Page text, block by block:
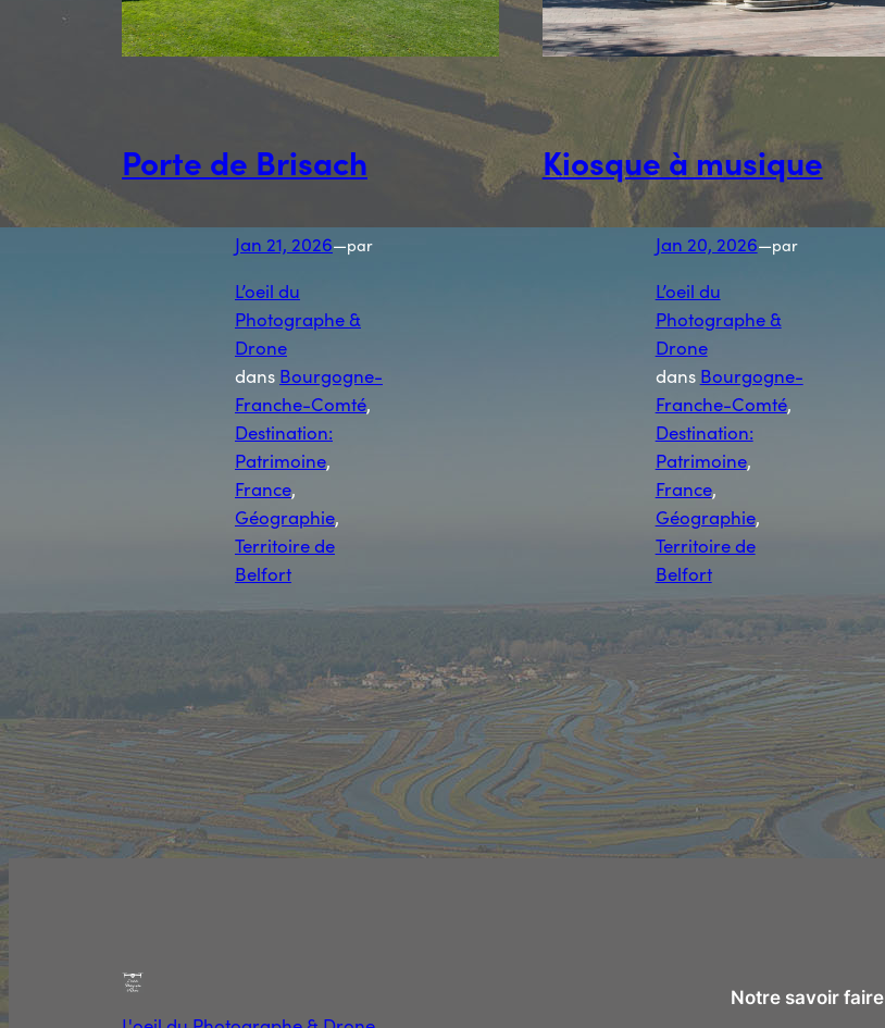
Porte de Brisach
Jan 21, 2026—par
L’oeil du
Photographe &
Drone
dans Bourgogne-
Franche-Comté
Destination:
Patrimoine
France
Géographie
Territoire de
Belfort
Kiosque à musique
Jan 20, 2026—par
L’oeil du
Photographe &
Drone
dans Bourgogne-
Franche-Comté
Destination:
Patrimoine
France
Géographie
Territoire de
Belfort
Notre savoir faire